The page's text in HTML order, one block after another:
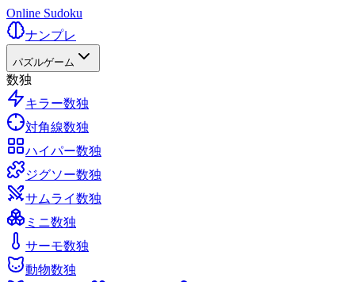
Online Sudoku
ナンプレ
パズルゲーム
数独
キラー数独
対角線数独
ハイパー数独
ジグソー数独
サムライ数独
ミニ数独
サーモ数独
動物数独